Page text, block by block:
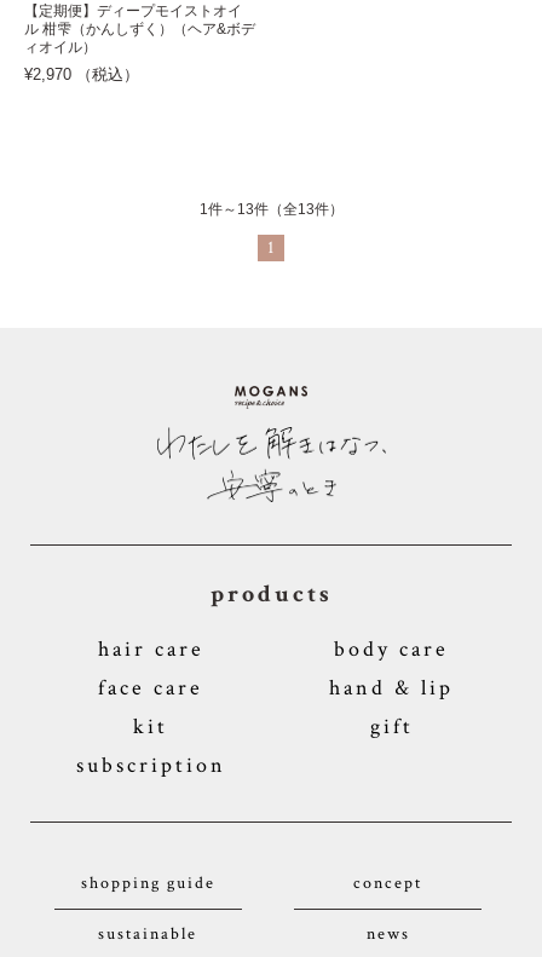
【定期便】ディープモイストオイ
ル 柑雫（かんしずく）（ヘア&ボデ
ィオイル）
¥2,970 （税込）
1件～13件（全13件）
1
products
hair care
body care
face care
hand & lip
kit
gift
subscription
shopping guide concept
sustainable news